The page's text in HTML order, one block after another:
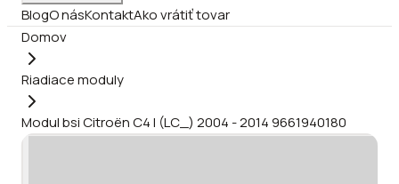
BlogO násKontaktAko vrátiť tovar
Domov
Riadiace moduly
Modul bsi Citroën C4 I (LC_) 2004 - 2014 9661940180